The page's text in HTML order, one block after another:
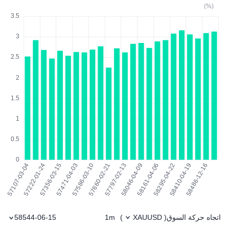
(%)
اتجاه حركة السوق(
XAUUSD
)
1m
58544-06-15